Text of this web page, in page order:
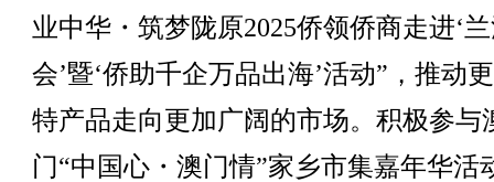
业中华・筑梦陇原2025侨领侨商走进‘
会’暨‘侨助千企万品出海’活动”，推动
特产品走向更加广阔的市场。积极参与
门“中国心・澳门情”家乡市集嘉年华活